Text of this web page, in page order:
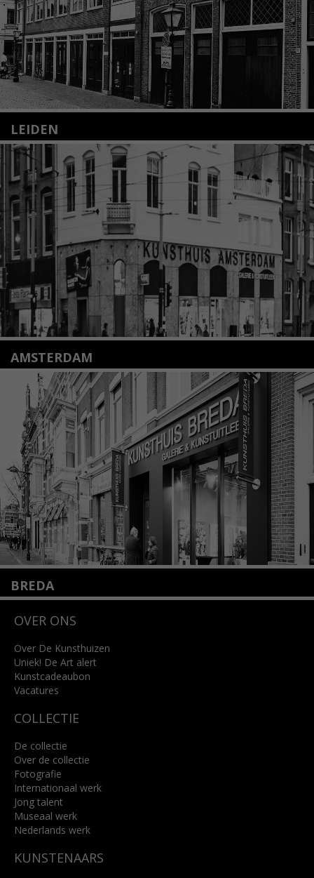
LEIDEN
Nieuwstraat 35
2312 KA Leiden
+31(0)71 – 52 84 480
info@kunsthuisleiden.nl
Lees meer
AMSTERDAM
Amstelveenseweg 135
1075 VX Amsterdam
+31 (0)20 2332546
info@kunsthuisamsterdam.nl
Lees meer
BREDA
4818 SB Breda
info@kunsthuisbreda.nl
Lees meer
OVER ONS
Over De Kunsthuizen
Uniek! De Art alert
Kunstcadeaubon
Vacatures
COLLECTIE
De collectie
Over de collectie
Fotografie
Internationaal werk
Jong talent
Museaal werk
Nederlands werk
KUNSTENAARS